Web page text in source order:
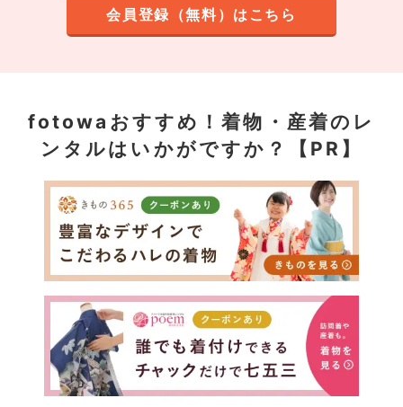
会員登録（無料）はこちら
fotowaおすすめ！着物・産着のレ
ンタルはいかがですか？【PR】